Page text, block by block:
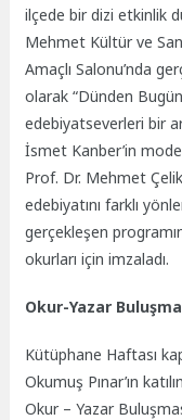
ilçede bir dizi etkinlik
Mehmet Kültür ve
Amaçlı Salonu’nda
olarak “Dünden
edebiyatseverleri bir
İsmet Kanber’in
Prof. Dr. Mehmet
edebiyatını farklı
gerçekleşen
okurları için imzaladı.
Okur-Yazar
Kütüphane Haftası
Okumuş Pınar’ın
Okur – Yazar